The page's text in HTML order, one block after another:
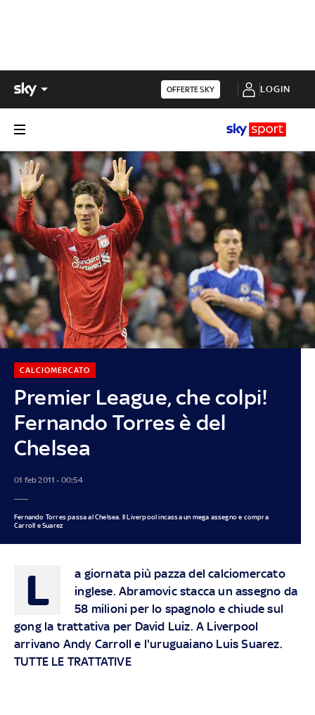
OFFERTE SKY LOGIN
Premier League, che colpi!
Fernando Torres è del
Chelsea
CALCIOMERCATO
01 feb 2011 - 00:54
Fernando Torres passa al Chelsea. Il Liverpool incassa un mega assegno e compra
Carroll e Suarez
L
a giornata più pazza del calciomercato
inglese. Abramovic stacca un assegno da
58 milioni per lo spagnolo e chiude sul
gong la trattativa per David Luiz. A Liverpool
arrivano Andy Carroll e l'uruguaiano Luis Suarez.
TUTTE LE TRATTATIVE